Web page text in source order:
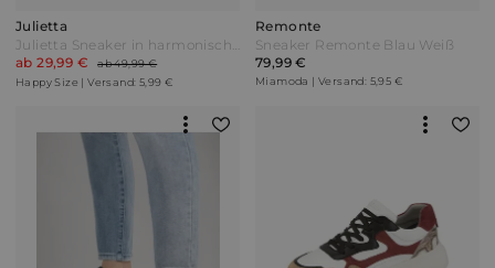
Julietta
Julietta Sneaker in harmonischer Farbkombination Grau Weiß
ab 29,99 €
ab 49,99 €
Happy Size | Versand: 5,99 €
Remonte
Sneaker Remonte Blau Weiß
79,99 €
Miamoda | Versand: 5,95 €